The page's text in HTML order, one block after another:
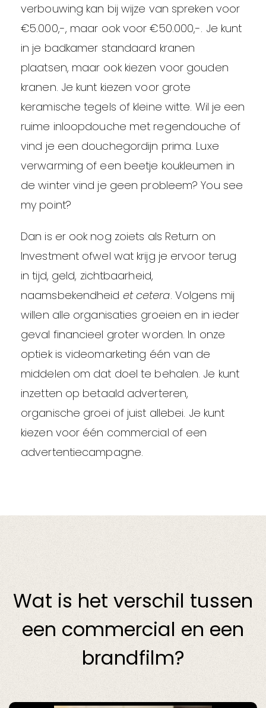
verbouwing kan bij wijze van spreken voor
€5.000,-, maar ook voor €50.000,-. Je kunt
in je badkamer standaard kranen
plaatsen, maar ook kiezen voor gouden
kranen. Je kunt kiezen voor grote
keramische tegels of kleine witte. Wil je een
ruime inloopdouche met regendouche of
vind je een douchegordijn prima. Luxe
verwarming of een beetje koukleumen in
de winter vind je geen probleem? You see
my point?
Dan is er ook nog zoiets als Return on
Investment ofwel wat krijg je ervoor terug
in tijd, geld, zichtbaarheid,
naamsbekendheid et cetera. Volgens mij
willen alle organisaties groeien en in ieder
geval financieel groter worden. In onze
optiek is videomarketing één van de
middelen om dat doel te behalen. Je kunt
inzetten op betaald adverteren,
organische groei of juist allebei. Je kunt
kiezen voor één commercial of een
advertentiecampagne.
Wat is het verschil tussen
een commercial en een
brandfilm?